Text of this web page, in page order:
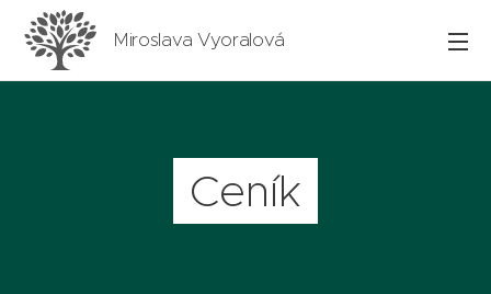
Miroslava Vyoralová
Ceník